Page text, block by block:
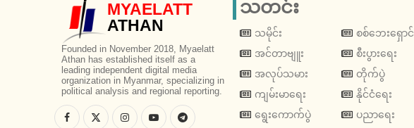
MYAELATT
ATHAN
Founded in November 2018, Myaelatt
Athan has established itself as a
leading independent digital media
organization in Myanmar, specializing in
political analysis and regional reporting.
သတင်း
သမိုင်း
အင်တာဗျူး
အလုပ်သမား
ကျမ်းမာရေး
ရွေးကောက်ပွဲ
စစ်ဘေးရှောင်
စီးပွားရေး
တိုက်ပွဲ
နိုင်ငံရေး
ပညာရေး